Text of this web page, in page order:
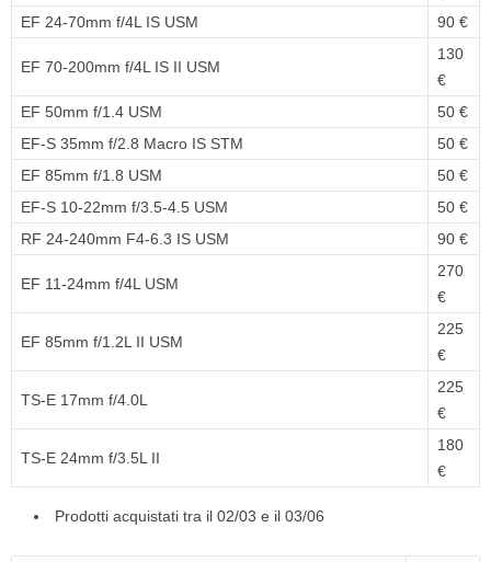
EF 24-70mm f/4L IS USM
90 €
EF 70-200mm f/4L IS II USM
130
€
EF 50mm f/1.4 USM
50 €
EF-S 35mm f/2.8 Macro IS STM
50 €
EF 85mm f/1.8 USM
50 €
EF-S 10-22mm f/3.5-4.5 USM
50 €
RF 24-240mm F4-6.3 IS USM
90 €
EF 11-24mm f/4L USM
270
€
EF 85mm f/1.2L II USM
225
€
TS-E 17mm f/4.0L
225
€
TS-E 24mm f/3.5L II
180
€
Prodotti acquistati tra il 02/03 e il 03/06